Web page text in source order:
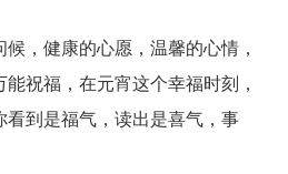
，健康的心愿，温馨的心情，
祝福，在元宵这个幸福时刻，
到是福气，读出是喜气，事